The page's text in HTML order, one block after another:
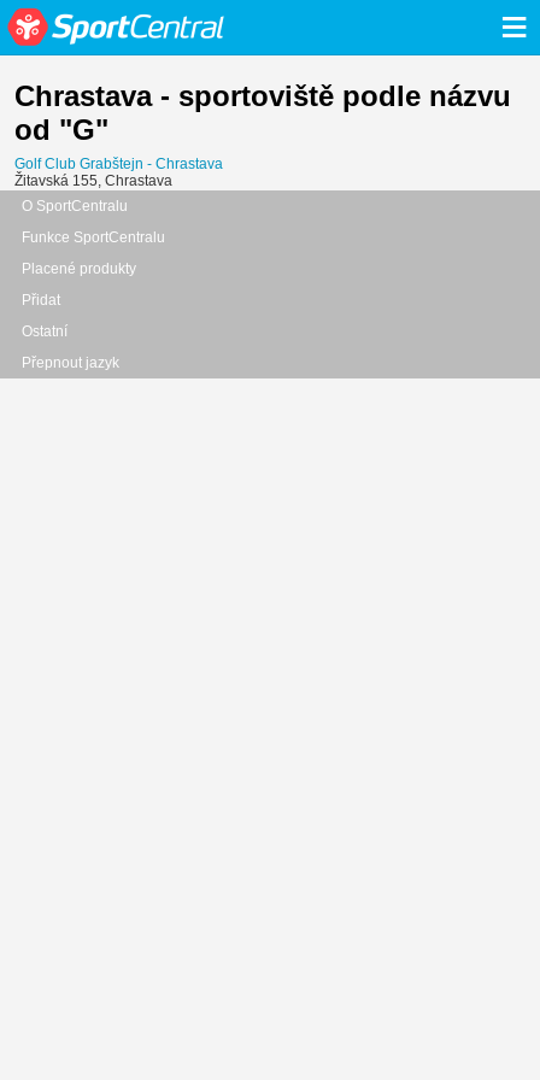
≡
Chrastava - sportoviště podle názvu
od "G"
Golf Club Grabštejn - Chrastava
Žitavská 155, Chrastava
O SportCentralu
Funkce SportCentralu
Placené produkty
Přidat
Ostatní
Přepnout jazyk